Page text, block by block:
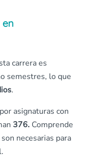
carrera es
semestres, lo que
.
asignaturas con
376. Comprende
necesarias para